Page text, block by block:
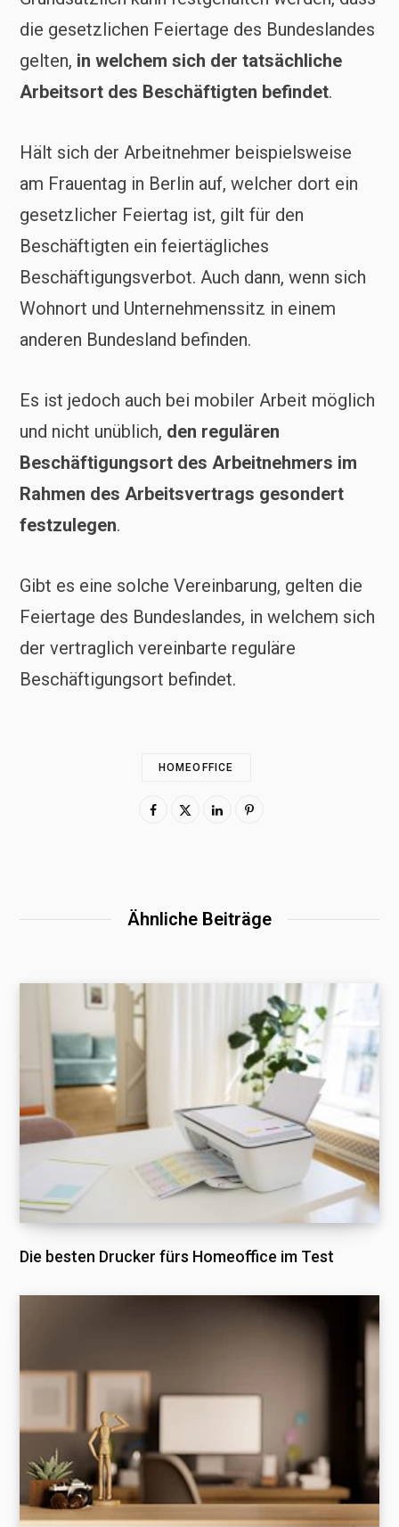
die gesetzlichen Feiertage des Bundeslandes
gelten, in welchem sich der tatsächliche
Arbeitsort des Beschäftigten befindet.
Hält sich der Arbeitnehmer beispielsweise
am Frauentag in Berlin auf, welcher dort ein
gesetzlicher Feiertag ist, gilt für den
Beschäftigten ein feiertägliches
Beschäftigungsverbot. Auch dann, wenn sich
Wohnort und Unternehmenssitz in einem
anderen Bundesland befinden.
Es ist jedoch auch bei mobiler Arbeit möglich
und nicht unüblich, den regulären
Beschäftigungsort des Arbeitnehmers im
Rahmen des Arbeitsvertrags gesondert
festzulegen.
Gibt es eine solche Vereinbarung, gelten die
Feiertage des Bundeslandes, in welchem sich
der vertraglich vereinbarte reguläre
Beschäftigungsort befindet.
HOMEOFFICE
Ähnliche Beiträge
Die besten Drucker fürs Homeoffice im Test